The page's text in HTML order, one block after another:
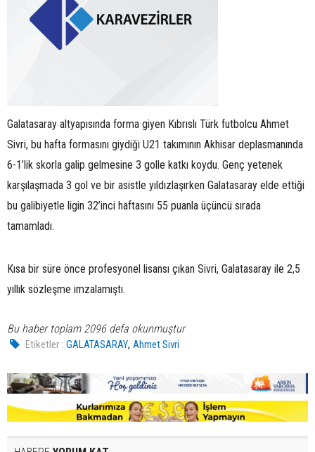
Galatasaray altyapısında forma giyen Kıbrıslı Türk futbolcu Ahmet
Sivri, bu hafta formasını giydiği U21 takımının Akhisar deplasmanında
6-1’lik skorla galip gelmesine 3 golle katkı koydu. Genç yetenek
karşılaşmada 3 gol ve bir asistle yıldızlaşırken Galatasaray elde ettiği
bu galibiyetle ligin 32’inci haftasını 55 puanla üçüncü sırada
tamamladı.
Kısa bir süre önce profesyonel lisansı çıkan Sivri, Galatasaray ile 2,5
yıllık sözleşme imzalamıştı.
Bu haber toplam 2096 defa okunmuştur
Etiketler : GALATASARAY,Ahmet Sivri